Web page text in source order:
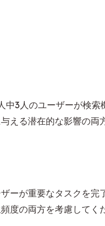
3人のユーザーが検
える潜在的な影響の両
ーが重要なタスクを
度の両方を考慮してく